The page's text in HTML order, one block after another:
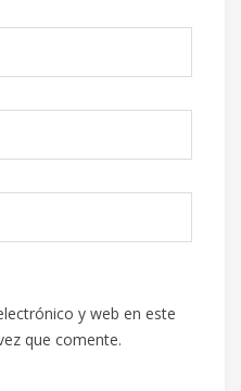
y web en este
que comente.